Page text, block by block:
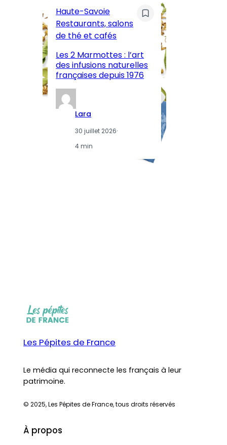
Haute-Savoie
Restaurants, salons
de thé et cafés
Les 2 Marmottes : l’art
des infusions naturelles
françaises depuis 1976
Lara
30 juillet 2026·
4 min
Les Pépites de France
Le média qui reconnecte les français à leur
patrimoine.
© 2025, Les Pépites de France, tous droits réservés
À propos